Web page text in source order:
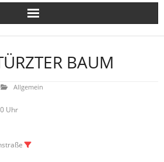
BAUM
Allgemein
Uhr